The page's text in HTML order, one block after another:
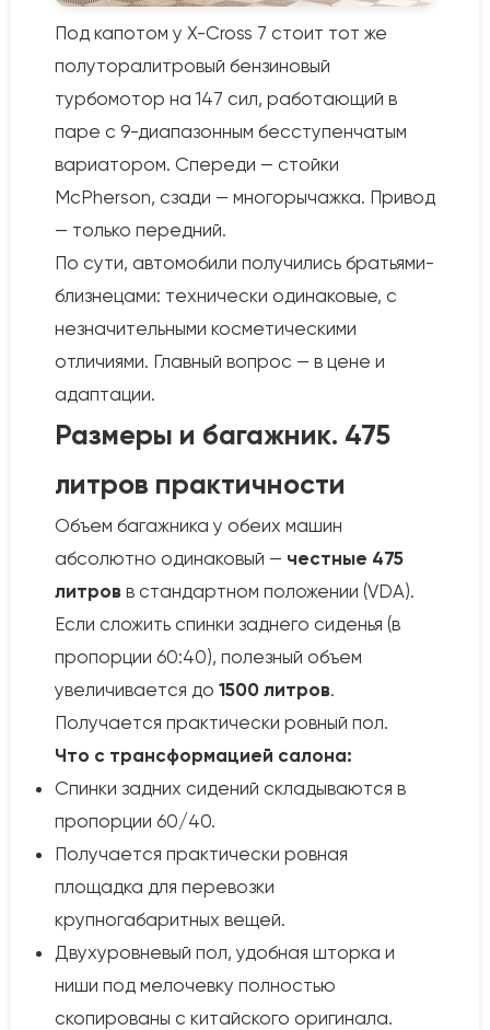
Под капотом у X-Cross 7 стоит тот же
полуторалитровый бензиновый
турбомотор на 147 сил, работающий в
паре с 9-диапазонным бесступенчатым
вариатором. Спереди — стойки
McPherson, сзади — многорычажка. Привод
— только передний.
По сути, автомобили получились братьями-
близнецами: технически одинаковые, с
незначительными косметическими
отличиями. Главный вопрос — в цене и
адаптации.
Размеры и багажник. 475
литров практичности
Объем багажника у обеих машин
абсолютно одинаковый — честные 475
литров в стандартном положении (VDA).
Если сложить спинки заднего сиденья (в
пропорции 60:40), полезный объем
увеличивается до 1500 литров.
Получается практически ровный пол.
Что с трансформацией салона:
Спинки задних сидений складываются в
пропорции 60/40.
Получается практически ровная
площадка для перевозки
крупногабаритных вещей.
Двухуровневый пол, удобная шторка и
ниши под мелочевку полностью
скопированы с китайского оригинала.